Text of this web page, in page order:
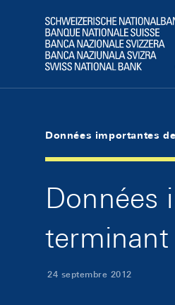
Logo
Données importantes
Données
terminant
24 septembre 2012